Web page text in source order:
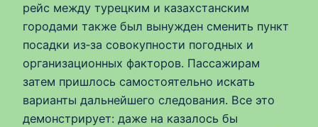
рейс между турецким и казахстанским
городами также был вынужден сменить пункт
посадки из‑за совокупности погодных и
организационных факторов. Пассажирам
затем пришлось самостоятельно искать
варианты дальнейшего следования. Все это
демонстрирует: даже на казалось бы